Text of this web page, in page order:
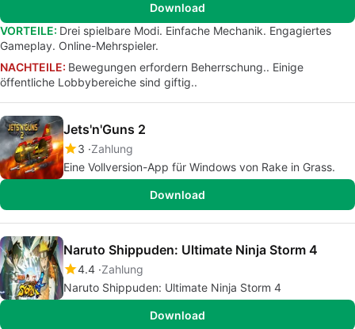
Download
VORTEILE: Drei spielbare Modi. Einfache Mechanik. Engagiertes
Gameplay. Online-Mehrspieler.
NACHTEILE: Bewegungen erfordern Beherrschung.. Einige
öffentliche Lobbybereiche sind giftig..
Jets'n'Guns 2
3 Zahlung
Eine Vollversion-App für Windows von Rake in Grass.
Download
Naruto Shippuden: Ultimate Ninja Storm 4
4.4 Zahlung
Naruto Shippuden: Ultimate Ninja Storm 4
Download